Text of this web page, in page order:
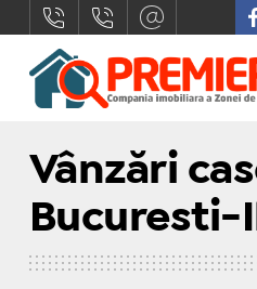
Vânzări
Bucuresti-